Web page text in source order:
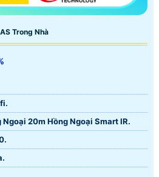
Trong Nhà
Ngoại 20m Hồng Ngoại Smart IR.